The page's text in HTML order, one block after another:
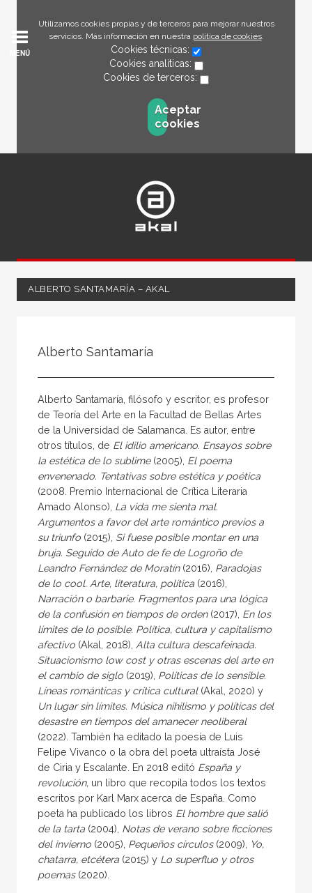
Utilizamos cookies propias y de terceros para mejorar nuestros
servicios. Más información en nuestra política de cookies.
Cookies técnicas:
Cookies analíticas:
Cookies de terceros:
Aceptar
cookies
MENÚ
ALBERTO SANTAMARÍA – AKAL
Coordinador
Editor
Editora
Escritor
Escritora
Ilustrador
Prologuista
Traductor
Traductora
Alberto Santamaría
Alberto Santamaría, filósofo y escritor, es profesor
de Teoría del Arte en la Facultad de Bellas Artes
de la Universidad de Salamanca. Es autor, entre
otros títulos, de El idilio americano. Ensayos sobre
la estética de lo sublime (2005), El poema
envenenado. Tentativas sobre estética y poética
(2008. Premio Internacional de Crítica Literaria
Amado Alonso), La vida me sienta mal.
Argumentos a favor del arte romántico previos a
su triunfo (2015), Si fuese posible montar en una
bruja. Seguido de Auto de fe de Logroño de
Leandro Fernández de Moratín (2016), Paradojas
de lo cool. Arte, literatura, política (2016),
Narración o barbarie. Fragmentos para una lógica
de la confusión en tiempos de orden (2017), En los
límites de lo posible. Política, cultura y capitalismo
afectivo (Akal, 2018), Alta cultura descafeinada.
Situacionismo low cost y otras escenas del arte en
el cambio de siglo (2019), Políticas de lo sensible.
Líneas románticas y crítica cultural (Akal, 2020) y
Un lugar sin límites. Música nihilismo y políticas del
desastre en tiempos del amanecer neoliberal
(2022). También ha editado la poesía de Luis
Felipe Vivanco o la obra del poeta ultraísta José
de Ciria y Escalante. En 2018 editó España y
revolución, un libro que recopila todos los textos
escritos por Karl Marx acerca de España. Como
poeta ha publicado los libros El hombre que salió
de la tarta (2004), Notas de verano sobre ficciones
del invierno (2005), Pequeños círculos (2009),
Yo,
chatarra, etcétera (2015) y Lo superfluo y otros
poemas (2020).